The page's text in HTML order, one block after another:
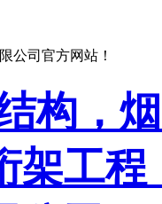
公司官方网站！